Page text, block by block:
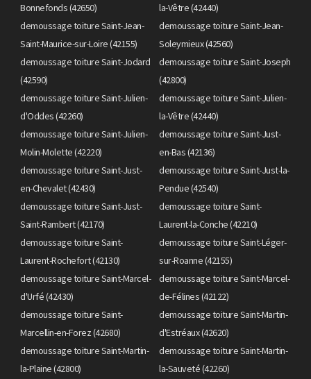
Bonnefonds (42650)
la-Vêtre (42440)
demoussage toiture Saint-Jean-
Saint-Maurice-sur-Loire (42155)
demoussage toiture Saint-Jean-
Soleymieux (42560)
demoussage toiture Saint-Jodard
(42590)
demoussage toiture Saint-Joseph
(42800)
demoussage toiture Saint-Julien-
d'Oddes (42260)
demoussage toiture Saint-Julien-
la-Vêtre (42440)
demoussage toiture Saint-Julien-
Molin-Molette (42220)
demoussage toiture Saint-Just-
en-Bas (42136)
demoussage toiture Saint-Just-
en-Chevalet (42430)
demoussage toiture Saint-Just-la-
Pendue (42540)
demoussage toiture Saint-Just-
Saint-Rambert (42170)
demoussage toiture Saint-
Laurent-la-Conche (42210)
demoussage toiture Saint-
Laurent-Rochefort (42130)
demoussage toiture Saint-Léger-
sur-Roanne (42155)
demoussage toiture Saint-Marcel-
d'Urfé (42430)
demoussage toiture Saint-Marcel-
de-Félines (42122)
demoussage toiture Saint-
Marcellin-en-Forez (42680)
demoussage toiture Saint-Martin-
d'Estréaux (42620)
demoussage toiture Saint-Martin-
la-Plaine (42800)
demoussage toiture Saint-Martin-
la-Sauveté (42260)